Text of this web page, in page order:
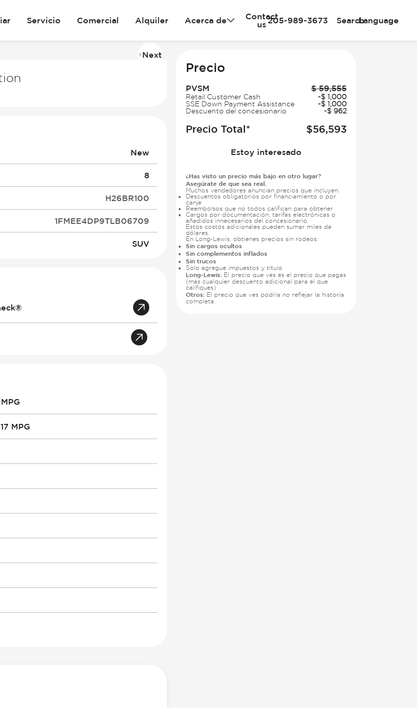
Servicio Comercial Alquiler Acerca de
Contact
us205-989-3673 SearchLanguage
Image
Next
Precio
PVSM $ 59,555
Retail Customer Cash -$ 1,000
SSE Down Payment Assistance
-$ 1,000
Descuento del concesionario
-$ 962
Precio Total* $56,593
Estoy interesado
¿Has visto un precio más bajo en otro lugar?
Asegúrate de que sea real.
Muchos vendedores anuncian precios que incluyen:
Descuentos obligatorios por financiamiento o por
canje
Reembolsos que no todos califican para obtener
Cargos por documentación, tarifas electrónicas o
añadidos innecesarios del concesionario
Estos costos adicionales pueden sumar miles de
dólares.
En Long-Lewis, obtienes precios sin rodeos:
Sin cargos ocultos
Sin complementos inflados
Sin trucos
Solo agregue impuestos y título
Long-Lewis: El precio que ves es el precio que pagas
(más cualquier descuento adicional para el que
califiques)
Otros: El precio que ves podría no reflejar la historia
completa.
New
8
H26BR100
1FMEE4DP9TLB06709
SUV
17 MPG